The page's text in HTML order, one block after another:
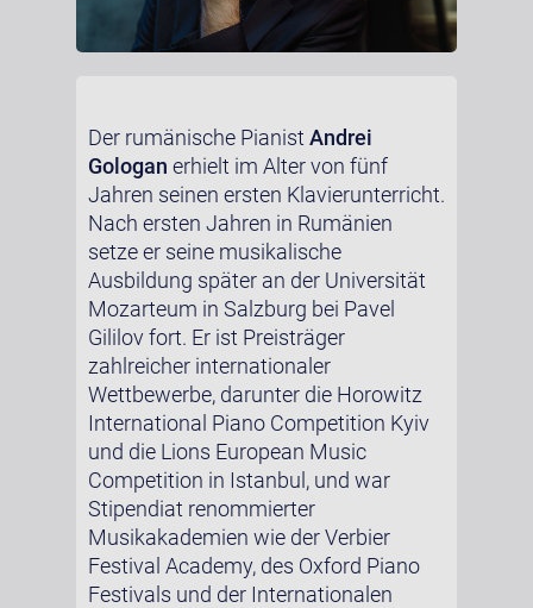
Der rumänische Pianist Andrei
Gologan erhielt im Alter von fünf
Jahren seinen ersten Klavierunterricht.
Nach ersten Jahren in Rumänien
setze er seine musikalische
Ausbildung später an der Universität
Mozarteum in Salzburg bei Pavel
Gililov fort. Er ist Preisträger
zahlreicher internationaler
Wettbewerbe, darunter die Horowitz
International Piano Competition Kyiv
und die Lions European Music
Competition in Istanbul, und war
Stipendiat renommierter
Musikakademien wie der Verbier
Festival Academy, des Oxford Piano
Festivals und der Internationalen